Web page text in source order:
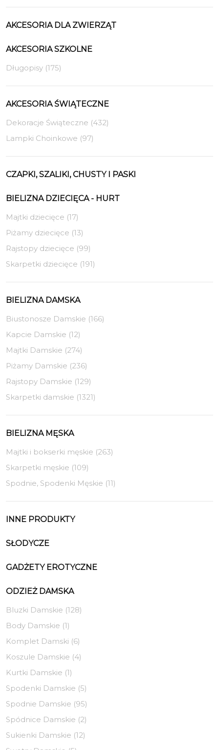
AKCESORIA DLA ZWIERZĄT
AKCESORIA SZKOLNE
Długopisy (175)
AKCESORIA ŚWIĄTECZNE
Dekoracje Świąteczne (432)
Lampki Choinkowe (97)
CZAPKI, SZALIKI, CHUSTY I PASKI
BIELIZNA DZIECIĘCA - HURT
Majtki dziecięce (17)
Piżamy dziecięce (13)
Rajstopy dziecięce (99)
Skarpetki dziecięce (191)
BIELIZNA DAMSKA
Biustonosze Damskie (166)
Kapcie Damskie (12)
Majtki Damskie (274)
Piżamy Damskie (236)
Rajstopy Damskie (129)
Skarpetki damskie (1321)
BIELIZNA MĘSKA
Majtki i bokserki męskie (263)
Skarpetki męskie (109)
Spodnie, Spodenki Męskie (11)
INNE PRODUKTY
SŁODYCZE
GADŻETY EROTYCZNE
ODZIEŻ DAMSKA
Bluzki Damskie (128)
Body Damskie (1)
Komplet Damski (6)
Koszule Damskie (4)
Kurtki Damskie (1)
Spodenki Damskie (5)
Spodnie Damskie (95)
Spódnice Damskie (2)
Sukienki Damskie (12)